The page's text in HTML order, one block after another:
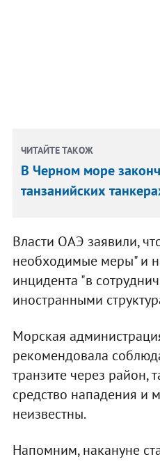
ЧИТАЙТЕ ТАКОЖ
В Черном море
танзанийских
Власти ОАЭ заявили,
необходимые меры" и
инцидента "в
иностранными
Морская
рекомендовала
транзите через район,
средство нападения и
неизвестны.
Напомним, накануне